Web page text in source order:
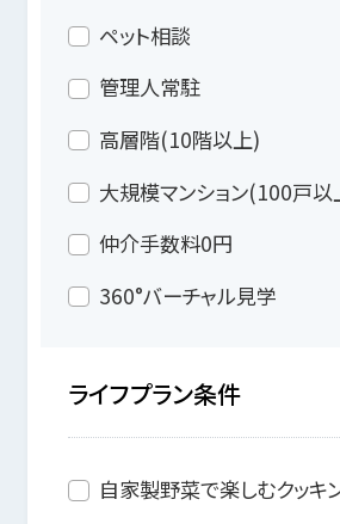
ペット相談
管理人常駐
高層階(10階以上)
大規模マンション(100戸以
仲介手数料0円
360°バーチャル見学
ライフプラン条件
自家製野菜で楽しむクッキ